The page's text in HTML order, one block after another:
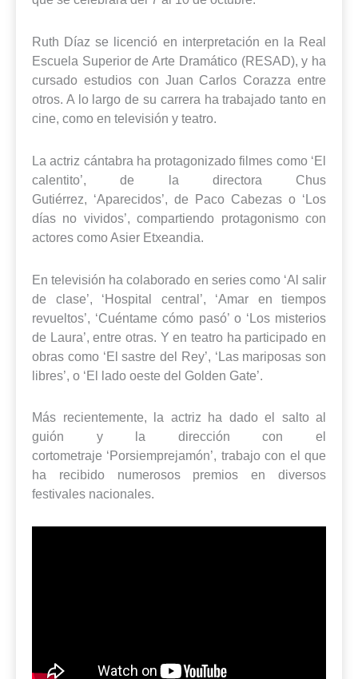
Ruth Díaz se licenció en interpretación en la Real
Escuela Superior de Arte Dramático (RESAD), y ha
cursado estudios con Juan Carlos Corazza entre
otros. A lo largo de su carrera ha trabajado tanto en
cine, como en televisión y teatro.
La actriz cántabra ha protagonizado filmes como ‘El
calentito’, de la directora Chus
Gutiérrez, ‘Aparecidos’, de Paco Cabezas o ‘Los
días no vividos’, compartiendo protagonismo con
actores como Asier Etxeandia.
En televisión ha colaborado en series como ‘Al salir
de clase’, ‘Hospital central’, ‘Amar en tiempos
revueltos’, ‘Cuéntame cómo pasó’ o ‘Los misterios
de Laura’, entre otras. Y en teatro ha participado en
obras como ‘El sastre del Rey’, ‘Las mariposas son
libres’, o ‘El lado oeste del Golden Gate’.
Más recientemente, la actriz ha dado el salto al
guión y la dirección con el
cortometraje ‘Porsiemprejamón’, trabajo con el que
ha recibido numerosos premios en diversos
festivales nacionales.